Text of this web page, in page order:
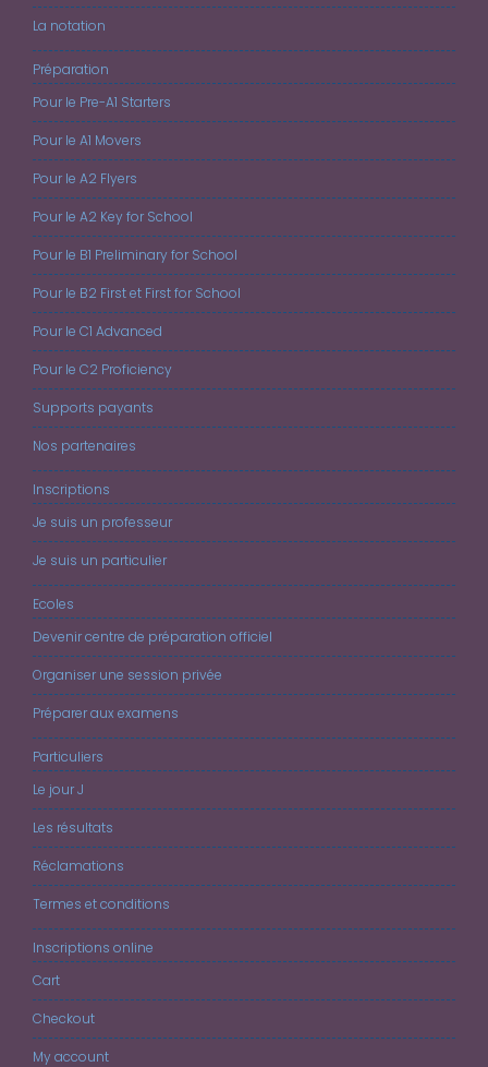
La notation
Préparation
Pour le Pre-A1 Starters
Pour le A1 Movers
Pour le A2 Flyers
Pour le A2 Key for School
Pour le B1 Preliminary for School
Pour le B2 First et First for School
Pour le C1 Advanced
Pour le C2 Proficiency
Supports payants
Nos partenaires
Inscriptions
Je suis un professeur
Je suis un particulier
Ecoles
Devenir centre de préparation officiel
Organiser une session privée
Préparer aux examens
Particuliers
Le jour J
Les résultats
Réclamations
Termes et conditions
Inscriptions online
Cart
Checkout
My account